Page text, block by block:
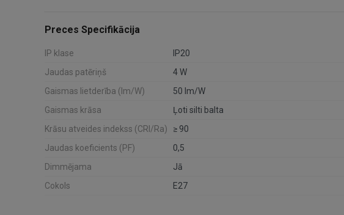
Preces Specifikācija
IP klase IP20
Jaudas patēriņš
4 W
Gaismas lietderība (lm/W)
50 lm/W
Gaismas krāsa
Ļoti silti balta
Krāsu atveides indekss (CRI/Ra)
≥ 90
Jaudas koeficients (PF)
0,5
Dimmējama
Jā
Cokols
E27